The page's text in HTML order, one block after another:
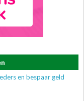
en bespaar geld